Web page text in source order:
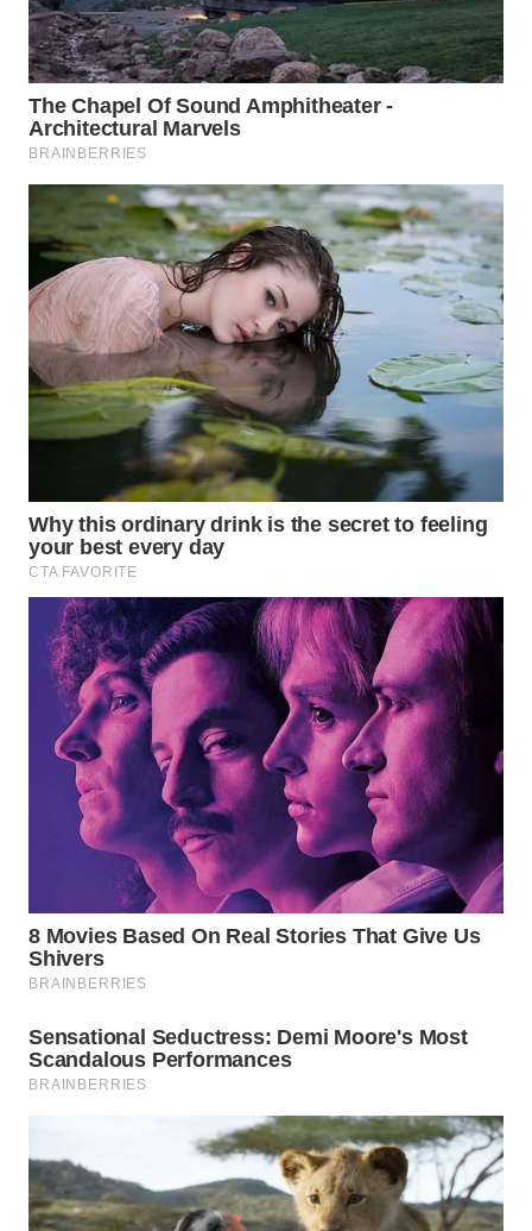
TINGGI
WN
PAKPAK
WN
KARAWANG
WN
BEKASI
WN
BOGOR
WN
DEPOK
WN
TAPANULI
UTARA
WN
SAMOSIR
WN
PADANG
LAWAS
WN
SUMEDANG
WN
CIANJUR
KEPULAUAN
SERIBU
WN
BINJAI